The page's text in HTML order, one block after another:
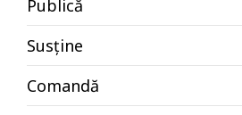
Publică
Susține
Comandă